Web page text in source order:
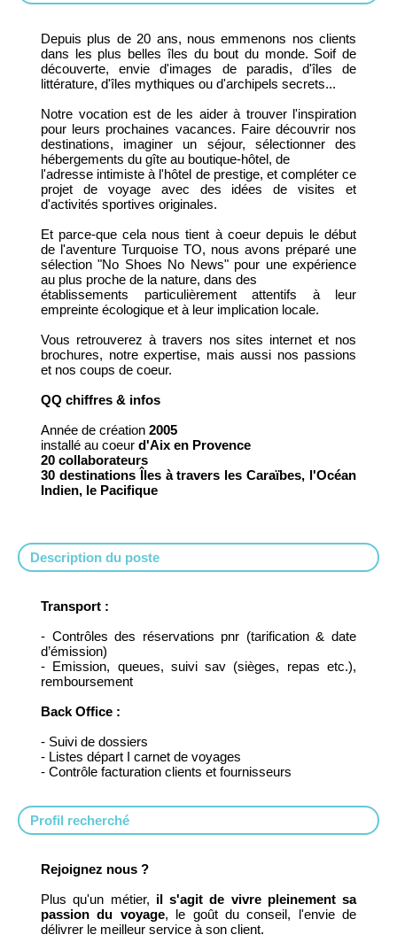
Depuis plus de 20 ans, nous emmenons nos clients
dans les plus belles îles du bout du monde. Soif de
découverte, envie d'images de paradis, d'îles de
littérature, d'îles mythiques ou d'archipels secrets...
Notre vocation est de les aider à trouver l'inspiration
pour leurs prochaines vacances. Faire découvrir nos
destinations, imaginer un séjour, sélectionner des
hébergements du gîte au boutique-hôtel, de
l'adresse intimiste à l'hôtel de prestige, et compléter ce
projet de voyage avec des idées de visites et
d'activités sportives originales.
Et parce-que cela nous tient à coeur depuis le début
de l'aventure Turquoise TO, nous avons préparé une
sélection "No Shoes No News" pour une expérience
au plus proche de la nature, dans des
établissements particulièrement attentifs à leur
empreinte écologique et à leur implication locale.
Vous retrouverez à travers nos sites internet et nos
brochures, notre expertise, mais aussi nos passions
et nos coups de coeur.
QQ chiffres & infos
Année de création 2005
installé au coeur d'Aix en Provence
20 collaborateurs
30 destinations Îles à travers les Caraïbes, l'Océan
Indien, le Pacifique
Description du poste
Transport :
- Contrôles des réservations pnr (tarification & date
d’émission)
- Emission, queues, suivi sav (sièges, repas etc.),
remboursement
Back Office :
- Suivi de dossiers
- Listes départ I carnet de voyages
- Contrôle facturation clients et fournisseurs
Profil recherché
Rejoignez nous ?
Plus qu'un métier, il s'agit de vivre pleinement sa
passion du voyage, le goût du conseil, l'envie de
délivrer le meilleur service à son client.